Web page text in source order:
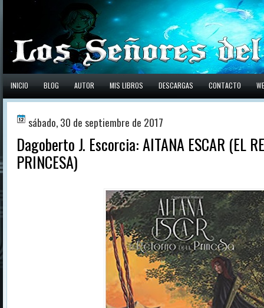
INICIO BLOG AUTOR MIS LIBROS DESCARGAS CONTACTO
sábado, 30 de septiembre de 2017
Dagoberto J. Escorcia: AITANA ESCAR (EL
PRINCESA)